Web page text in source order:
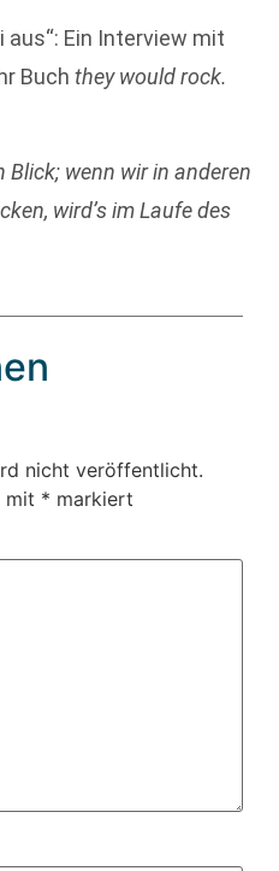
aus“: Ein Interview mit
Buch they would rock.
Blick; wenn wir in anderen
wird’s im Laufe des
nicht veröffentlicht.
mit * markiert